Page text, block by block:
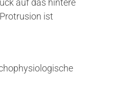
auf das hintere
ist